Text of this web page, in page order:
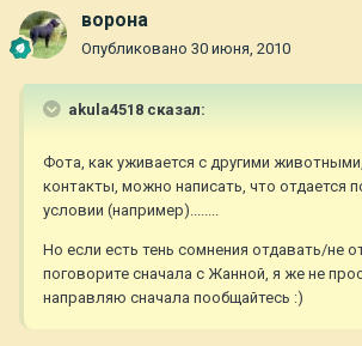
ворона
Опубликовано 30 июня, 2010
akula4518 сказал:
Фота, как уживается с другими
контакты, можно написать, что отдается
условии (например)........
Но если есть тень сомнения отдавать/не
поговорите сначала с Жанной, я же не
направляю сначала пообщайтесь :)